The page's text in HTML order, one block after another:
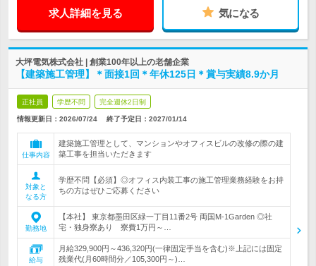
求人詳細を見る 気になる
大坪電気株式会社 | 創業100年以上の老舗企業
【建築施工管理】＊面接1回＊年休125日＊賞与実績8.9か月
正社員 学歴不問 完全週休2日制
情報更新日：2026/07/24 終了予定日： 2027/01/14
仕事内容
建築施工管理として、マンションやオフィスビルの改修の際の建
築工事を担当いただきます
対象と
なる方
学歴不問【必須】◎オフィス内装工事の施工管理業務経験をお持
ちの方はぜひご応募ください
勤務地
【本社】 東京都墨田区緑一丁目11番2号 両国M-1Garden ◎社
宅・独身寮あり 寮費1万円～…
給与
月給329,900円～436,320円(一律固定手当を含む)※上記には固定
残業代(月60時間分／105,300円～)…